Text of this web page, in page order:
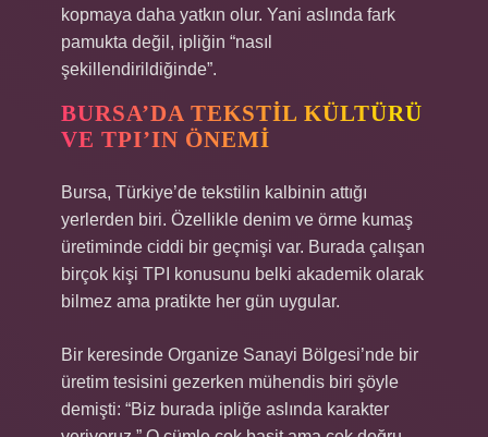
kopmaya daha yatkın olur. Yani aslında fark
pamukta değil, ipliğin “nasıl
şekillendirildiğinde”.
BURSA’DA TEKSTIL KÜLTÜRÜ
VE TPI’IN ÖNEMI
Bursa, Türkiye’de tekstilin kalbinin attığı
yerlerden biri. Özellikle denim ve örme kumaş
üretiminde ciddi bir geçmişi var. Burada çalışan
birçok kişi TPI konusunu belki akademik olarak
bilmez ama pratikte her gün uygular.
Bir keresinde Organize Sanayi Bölgesi’nde bir
üretim tesisini gezerken mühendis biri şöyle
demişti: “Biz burada ipliğe aslında karakter